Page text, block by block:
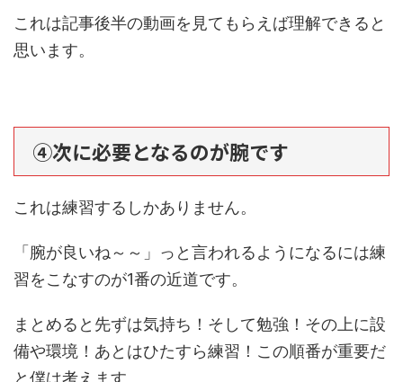
これは記事後半の動画を見てもらえば理解できると
思います。
④次に必要となるのが腕です
これは練習するしかありません。
「腕が良いね～～」っと言われるようになるには練
習をこなすのが1番の近道です。
まとめると先ずは気持ち！そして勉強！その上に設
備や環境！あとはひたすら練習！この順番が重要だ
と僕は考えます。